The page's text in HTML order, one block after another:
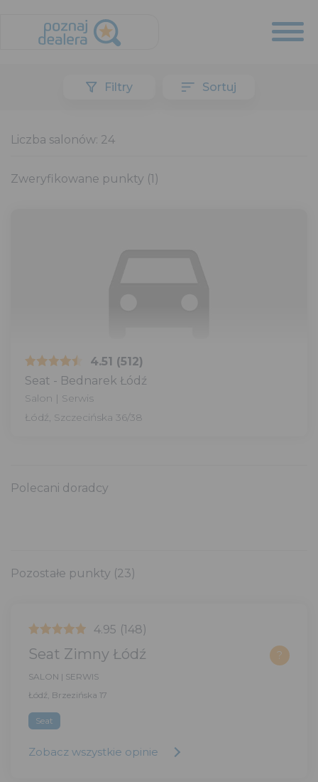
Filtry Sortuj
Liczba salonów: 24
Zweryfikowane punkty (1)
4.51 (512)
Seat - Bednarek Łódź
Salon | Serwis
Łódź, Szczecińska 36/38
Polecani doradcy
Pozostałe punkty (23)
4.95 (148)
Seat Zimny Łódź ?
SALON | SERWIS
Łódź, Brzezińska 17
Seat
Zobacz wszystkie opinie